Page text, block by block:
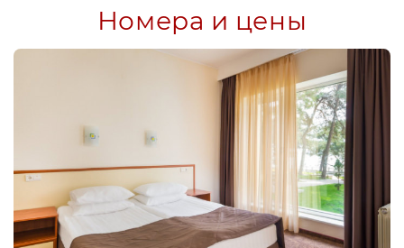
Номера и цены